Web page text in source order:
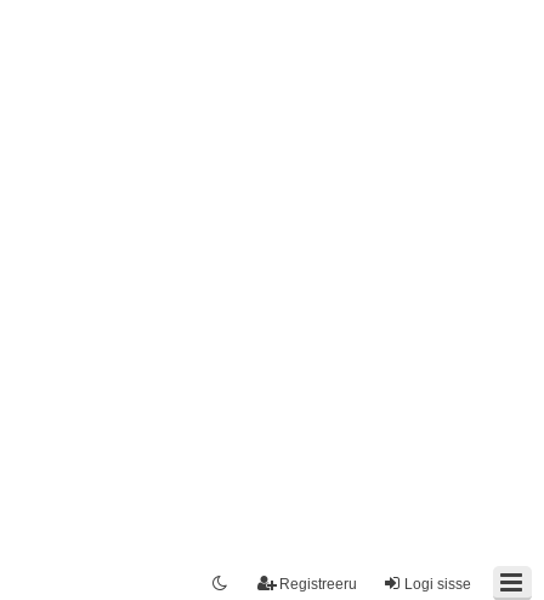
Logi sisse
Registreeru